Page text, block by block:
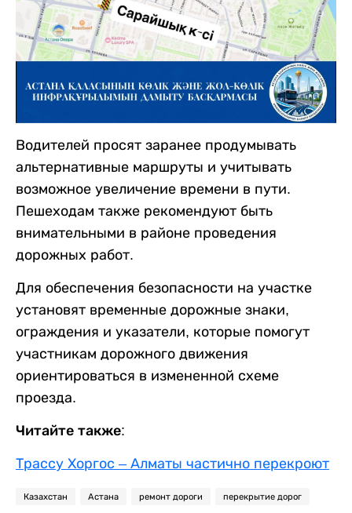
Водителей просят заранее продумывать
альтернативные маршруты и учитывать
возможное увеличение времени в пути.
Пешеходам также рекомендуют быть
внимательными в районе проведения
дорожных работ.
Для обеспечения безопасности на участке
установят временные дорожные знаки,
ограждения и указатели, которые помогут
участникам дорожного движения
ориентироваться в измененной схеме
проезда.
Читайте также:
Трассу Хоргос – Алматы частично перекроют
Казахстан Астана ремонт дороги перекрытие дорог